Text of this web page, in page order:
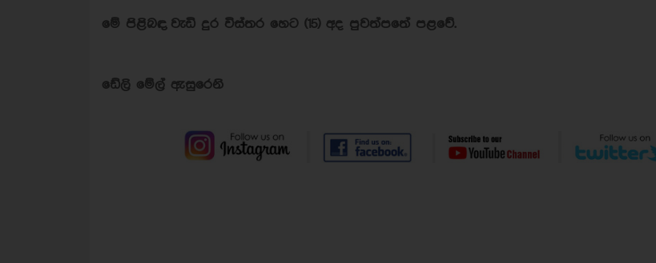
මේ පිළිබඳ වැඩි දුර විස්තර හෙට (15) අද පුවත්පතේ පළවේ.
ඩේලි මේල් ඇසුරෙනි